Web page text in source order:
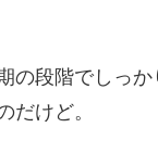
の段階でしっ
だけど。